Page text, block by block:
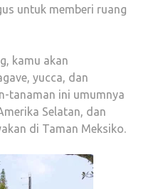
untuk memberi ruang
kamu akan
yucca, dan
tanaman ini umumnya
Selatan, dan
di Taman Meksiko.